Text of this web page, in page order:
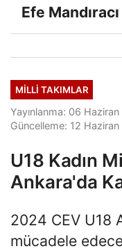
Efe
MILLI TAKIMLAR
Yayınlanma: 06
Güncelleme: 12
U18 Kadın
Ankara'da
2024 CEV U18
mücadele